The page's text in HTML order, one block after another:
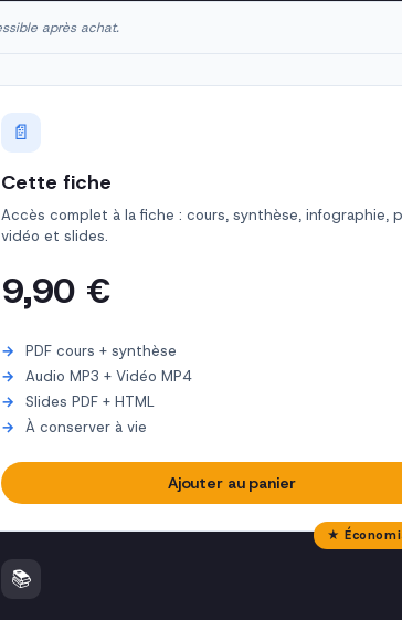
après achat.
📄
Cette fiche
Accès complet à la fiche : cours, synthèse, infographie,
vidéo et slides.
9,90 €
PDF cours + synthèse
Audio MP3 + Vidéo MP4
Slides PDF + HTML
À conserver à vie
Ajouter au panier
★
📚